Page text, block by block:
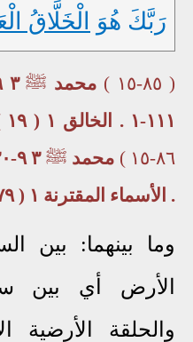
رَبَّكَ هُوَ
الْخَلَّاقُ
( ٨٥-١٥ ) محمد ﷺ
١١١-١ . الخالق ١ ( ١٩ ) ١٣ .
٨٦-١٥ )
محمد ﷺ
. الأسماء المقترنة ١ ( ٧٩ ) ٤٩
وما بينهما: بين
الأرض أي بين
والحلقة الأرضية